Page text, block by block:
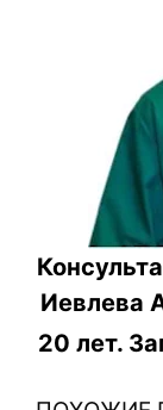
Иевлева
20 лет.